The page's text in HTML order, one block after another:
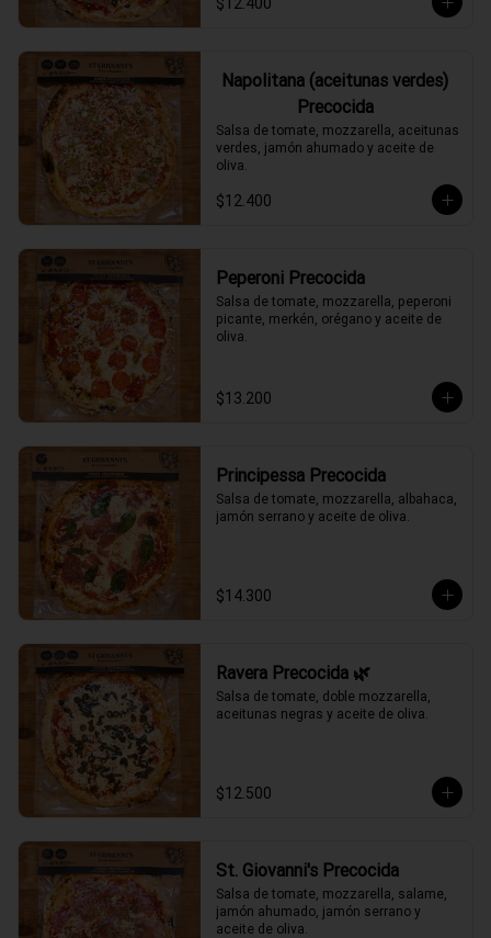
Napolitana (aceitunas verdes)
Precocida
Salsa de tomate, mozzarella, aceitunas
verdes, jamón ahumado y aceite de
oliva.
$12.400
Peperoni Precocida
Salsa de tomate, mozzarella, peperoni
picante, merkén, orégano y aceite de
oliva.
$13.200
Principessa Precocida
Salsa de tomate, mozzarella, albahaca,
jamón serrano y aceite de oliva.
$14.300
Ravera Precocida 🌿
Salsa de tomate, doble mozzarella,
aceitunas negras y aceite de oliva.
$12.500
St. Giovanni's Precocida
Salsa de tomate, mozzarella, salame,
jamón ahumado, jamón serrano y
aceite de oliva.